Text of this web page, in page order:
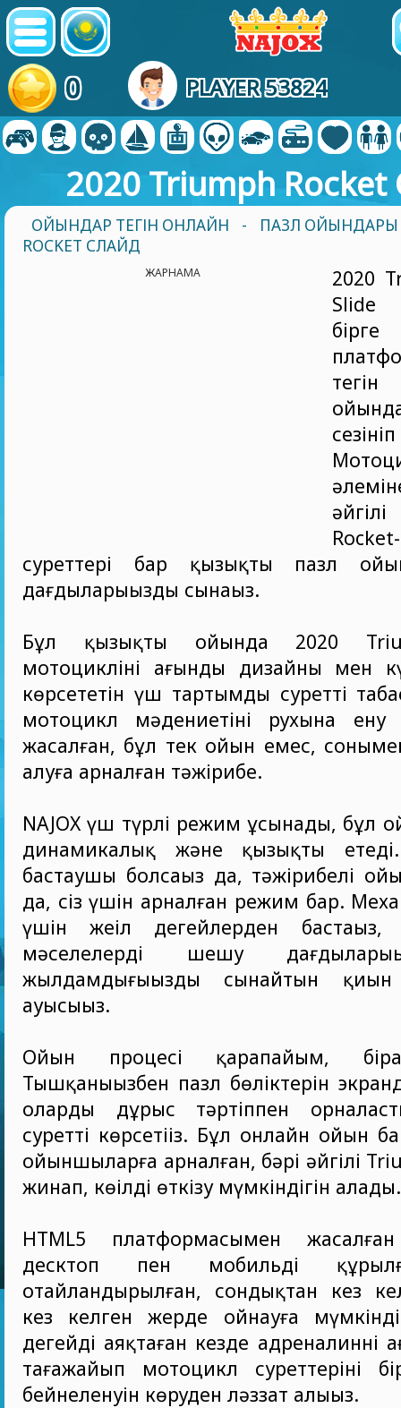
0 PLAYER 53824
2020 Triumph Rocket
ОЙЫНДАР ТЕГІН ОНЛАЙН -
ПАЗЛ ОЙЫНДАРЫ
ROCKET СЛАЙД
ЖАРНАМА
2020
суреттері бар қызықты пазл
дағдыларыңызды сынаңыз.
Бұл қызықты ойында 2020
мотоциклінің ағынды дизайны мен
көрсететін үш тартымды суретті
мотоцикл мәдениетінің рухына
жасалған, бұл тек ойын емес,
алуға арналған тәжірибе.
NAJOX үш түрлі режим ұсынады, бұл
динамикалық және қызықты
бастаушы болсаңыз да, тәжірибелі
да, сіз үшін арналған режим бар.
үшін жеңіл деңгейлерден
мәселелерді шешу
жылдамдығыңызды сынайтын
ауысыңыз.
Ойын процесі қарапайым,
Тышқаныңызбен пазл бөліктерін
оларды дұрыс тәртіппен
суретті көрсетіңіз. Бұл онлайн ойын
ойыншыларға арналған, бәрі әйгілі
жинап, көңілді өткізу мүмкіндігін алады.
HTML5 платформасымен
десктоп пен мобильді
оңтайландырылған, сондықтан кез
кез келген жерде ойнауға
деңгейді аяқтаған кезде адреналиннің
таңғажайып мотоцикл суреттерінің
бейнеленуін көруден ләззат алыңыз.